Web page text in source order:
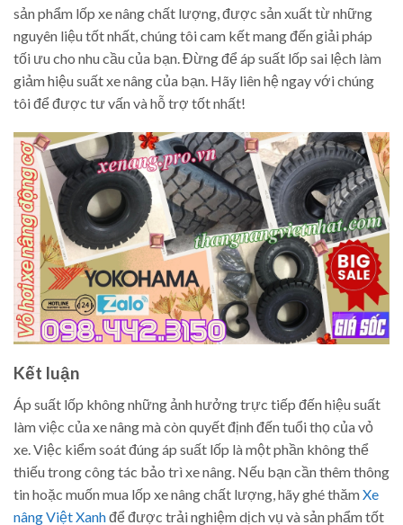
sản phẩm lốp xe nâng chất lượng, được sản xuất từ những
nguyên liệu tốt nhất, chúng tôi cam kết mang đến giải pháp
tối ưu cho nhu cầu của bạn. Đừng để áp suất lốp sai lệch làm
giảm hiệu suất xe nâng của bạn. Hãy liên hệ ngay với chúng
tôi để được tư vấn và hỗ trợ tốt nhất!
Kết luận
Áp suất lốp không những ảnh hưởng trực tiếp đến hiệu suất
làm việc của xe nâng mà còn quyết định đến tuổi thọ của vỏ
xe. Việc kiểm soát đúng áp suất lốp là một phần không thể
thiếu trong công tác bảo trì xe nâng. Nếu bạn cần thêm thông
tin hoặc muốn mua lốp xe nâng chất lượng, hãy ghé thămXe
nâng Việt Xanhđể được trải nghiệm dịch vụ và sản phẩm tốt